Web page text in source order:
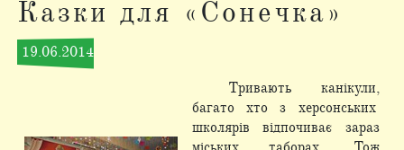
Казки для «Сонечка»
19.06.2014
Тривають канікули,
багато хто з херсонських
школярів відпочиває зараз